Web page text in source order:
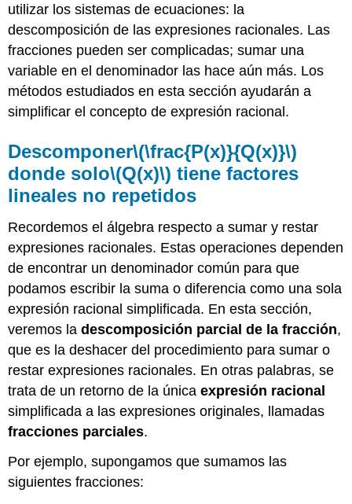
utilizar los sistemas de ecuaciones: la
descomposición de las expresiones racionales. Las
fracciones pueden ser complicadas; sumar una
variable en el denominador las hace aún más. Los
métodos estudiados en esta sección ayudarán a
simplificar el concepto de expresión racional.
Descomponer\(\frac{P(x)}{Q(x)}\)
donde solo\(Q(x)\) tiene factores
lineales no repetidos
Recordemos el álgebra respecto a sumar y restar
expresiones racionales. Estas operaciones dependen
de encontrar un denominador común para que
podamos escribir la suma o diferencia como una sola
expresión racional simplificada. En esta sección,
veremos ladescomposición parcial de la fracción,
que es la deshacer del procedimiento para sumar o
restar expresiones racionales. En otras palabras, se
trata de un retorno de la únicaexpresión racional
simplificada a las expresiones originales, llamadas
fracciones parciales.
Por ejemplo, supongamos que sumamos las
siguientes fracciones: